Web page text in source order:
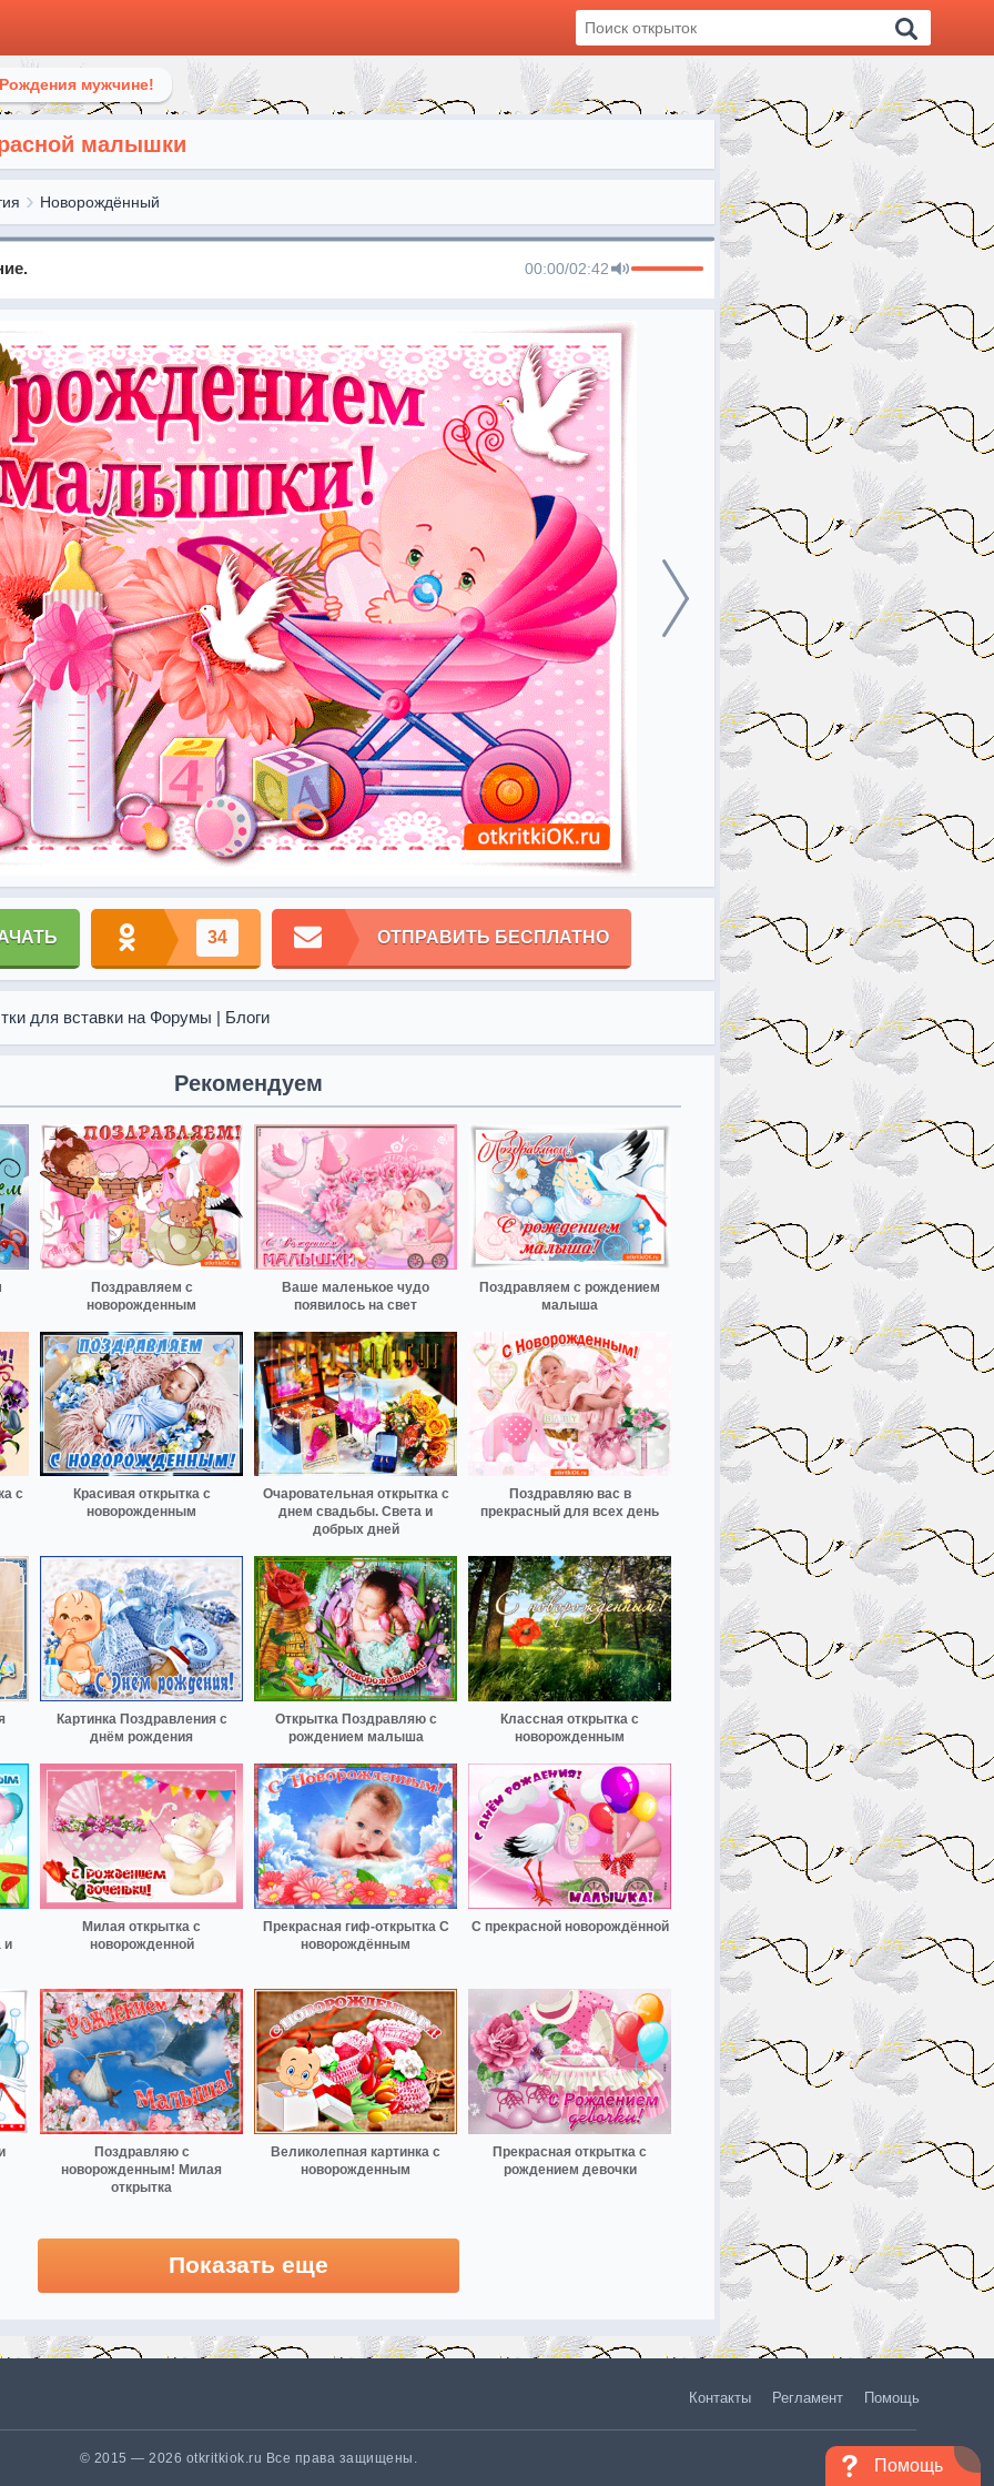
мужчине!
малышки
Новорождённый
00:00/02:42
34 ОТПРАВИТЬ БЕСПЛАТНО
для вставки на Форумы | Блоги
Рекомендуем
Поздравляем с
новорожденным
Ваше маленькое чудо
появилось на свет
Поздравляем с рождением
малыша
с
Красивая открытка с
новорожденным
Очаровательная открытка с
днем свадьбы. Света и
добрых дней
Поздравляю вас в
прекрасный для всех день
Картинка Поздравления с
днём рождения
Открытка Поздравляю с
рождением малыша
Классная открытка с
новорожденным
и
Милая открытка с
новорожденной
Прекрасная гиф-открытка С
новорождённым
С прекрасной новорождённой
Поздравляю с
новорожденным! Милая
открытка
Великолепная картинка с
новорожденным
Прекрасная открытка с
рождением девочки
Показать еще
Помощь
Контакты Регламент Помощь
© 2015 — 2026 otkritkiok.ru Все права защищены.